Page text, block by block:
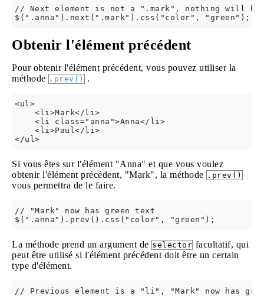
// Next element is not a ".mark", nothing will be
Obtenir l'élément précédent
Pour obtenir l'élément précédent, vous pouvez utiliser la
méthode .prev() .
<ul>
    <li>Mark</li>
    <li class="anna">Anna</li>
    <li>Paul</li>
Si vous êtes sur l'élément "Anna" et que vous voulez
obtenir l'élément précédent, "Mark", la méthode .prev()
vous permettra de le faire.
// "Mark" now has green text
La méthode prend un argument de selector facultatif, qui
peut être utilisé si l'élément précédent doit être un certain
type d'élément.
// Previous element is a "li", "Mark" now has